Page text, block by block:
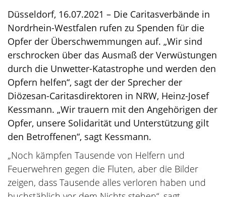
Düsseldorf, 16.07.2021 – Die Caritasverbände in
Nordrhein-Westfalen rufen zu Spenden für die
Opfer der Überschwemmungen auf. „Wir sind
erschrocken über das Ausmaß der Verwüstungen
durch die Unwetter-Katastrophe und werden den
Opfern helfen“, sagt der der Sprecher der
Diözesan-Caritasdirektoren in NRW, Heinz-Josef
Kessmann. „Wir trauern mit den Angehörigen der
Opfer, unsere Solidarität und Unterstützung gilt
den Betroffenen“, sagt Kessmann.
„Noch kämpfen Tausende von Helfern und
Feuerwehren gegen die Fluten, aber die Bilder
zeigen, dass Tausende alles verloren haben und